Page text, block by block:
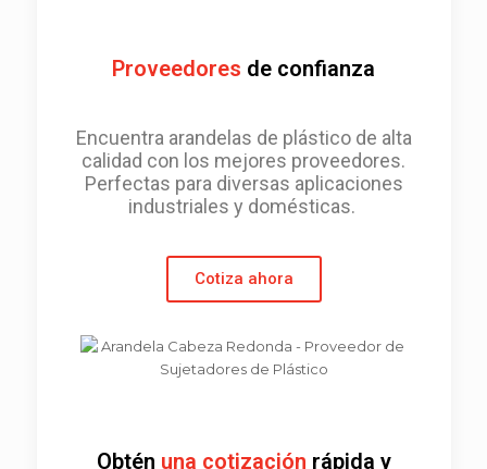
Proveedores de confianza
Encuentra arandelas de plástico de alta
calidad con los mejores proveedores.
Perfectas para diversas aplicaciones
industriales y domésticas.
Cotiza ahora
Obtén una cotización rápida y